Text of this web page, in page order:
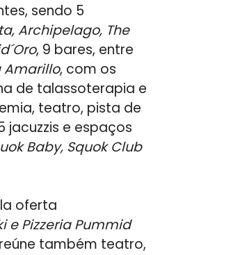
sendo 5
Archipelago, The
, 9 bares, entre
Amarillo, com os
de talassoterapia e
teatro, pista de
e espaços
Baby, Squok Club
oferta
e Pizzeria Pummid
também teatro,